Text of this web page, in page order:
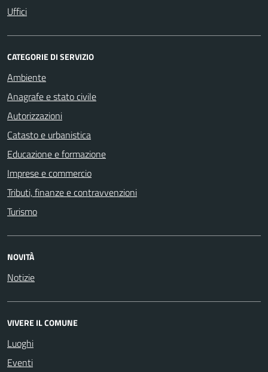
Uffici
CATEGORIE DI SERVIZIO
Ambiente
Anagrafe e stato civile
Autorizzazioni
Catasto e urbanistica
Educazione e formazione
Imprese e commercio
Tributi, finanze e contravvenzioni
Turismo
NOVITÀ
Notizie
VIVERE IL COMUNE
Luoghi
Eventi